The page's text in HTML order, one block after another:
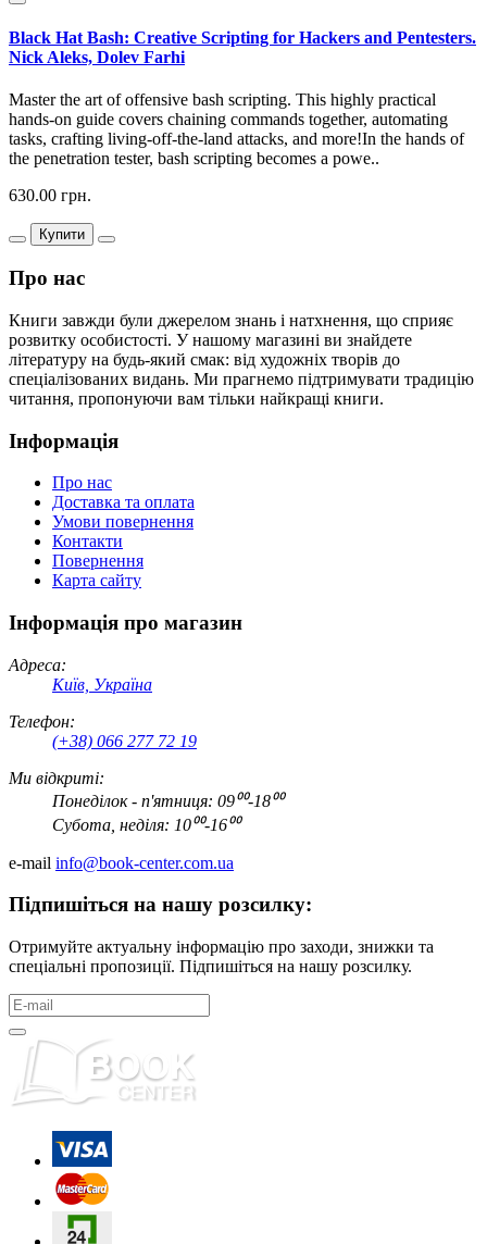
Black Hat Bash: Creative Scripting for Hackers and Pentesters.
Nick Aleks, Dolev Farhi
Master the art of offensive bash scripting. This highly practical
hands-on guide covers chaining commands together, automating
tasks, crafting living-off-the-land attacks, and more!In the hands of
the penetration tester, bash scripting becomes a powe..
630.00 грн.
Купити
Про нас
Книги завжди були джерелом знань і натхнення, що сприяє
розвитку особистості. У нашому магазині ви знайдете
літературу на будь-який смак: від художніх творів до
спеціалізованих видань. Ми прагнемо підтримувати традицію
читання, пропонуючи вам тільки найкращі книги.
Інформація
Про нас
Доставка та оплата
Умови повернення
Контакти
Повернення
Карта сайту
Інформація про магазин
Адреса:
Київ, Україна
Телефон:
(+38) 066 277 72 19
Ми відкриті:
Понеділок - п'ятниця: 09⁰⁰-18⁰⁰
Субота, неділя: 10⁰⁰-16⁰⁰
e-mail info@book-center.com.ua
Підпишіться на нашу розсилку:
Отримуйте актуальну інформацію про заходи, знижки та
спеціальні пропозиції. Підпишіться на нашу розсилку.